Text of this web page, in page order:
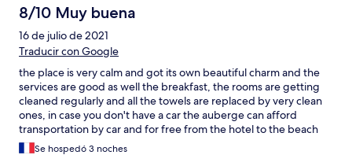
8/10 Muy buena
16 de julio de 2021
Traducir con Google
the place is very calm and got its own beautiful charm and the
services are good as well the breakfast, the rooms are getting
cleaned regularly and all the towels are replaced by very clean
ones, in case you don't have a car the auberge can afford
transportation by car and for free from the hotel to the beach
and vice versa and, the place as a whole is fantastic. cons: The
water in the swimming pool is salty There is no fridge in the
Se hospedó 3 noches